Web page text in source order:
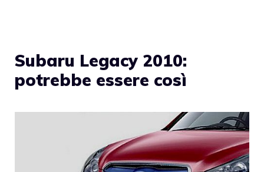
Subaru Legacy 2010:
potrebbe essere così